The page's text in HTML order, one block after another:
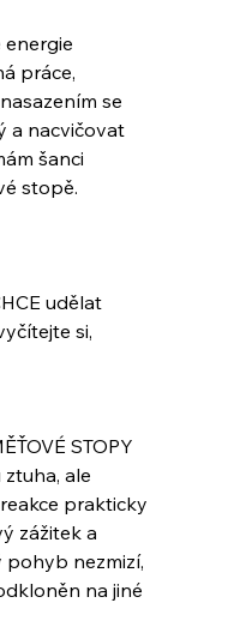
práce,
se
a nacvičovat
šanci
stopě.
udělat
si,
STOPY
ale
prakticky
zážitek a
nezmizí,
na jiné